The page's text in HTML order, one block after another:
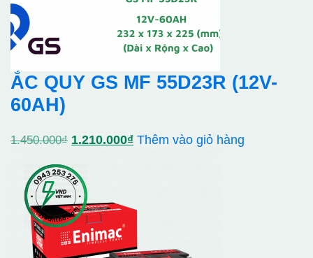
ẮC QUY GS MF 55D23R (12V-
60AH)
1.450.000₫ Giá
là:
1.450.000₫.
1.210.000₫Giá
Thêm vào giỏ hàng